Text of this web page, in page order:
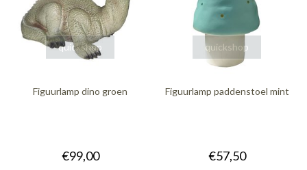
quickshop
Figuurlamp dino groen
€99,00
quickshop
Figuurlamp paddenstoel mint
€57,50